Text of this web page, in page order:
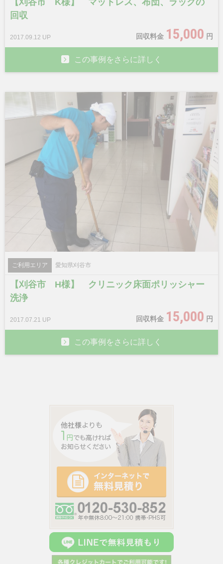
【刈谷市 K様】 マットレス、布団、ラックの
回収
2017.09.12 UP 回収料金 15,000 円
この事例をさらに詳しく
ご利用エリア 愛知県刈谷市
【刈谷市 H様】 クリニック床面ポリッシャー
洗浄
2017.07.21 UP 回収料金 15,000 円
この事例をさらに詳しく